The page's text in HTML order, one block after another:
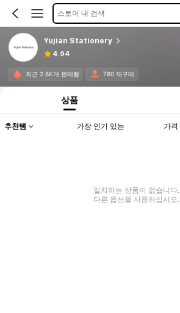
스토어 내 검색
Yujian Stationery
4.94
최근 2.8K개 판매됨 780 재구매
상품
추천템 가장 인기 있는 가격
일치하는 상품이 없습니다.
다른 옵션을 사용하십시오.